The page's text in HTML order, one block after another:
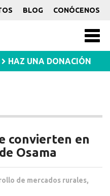
BLOG CONÓCENOS
HAZ UNA DONACIÓN
convierten en
Osama
de mercados rurales,